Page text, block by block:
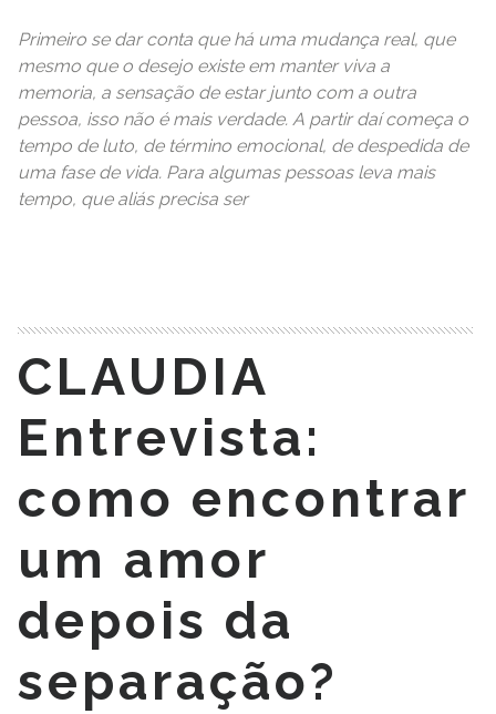
Primeiro se dar conta que há uma mudança real, que
mesmo que o desejo existe em manter viva a
memoria, a sensação de estar junto com a outra
pessoa, isso não é mais verdade. A partir daí começa o
tempo de luto, de término emocional, de despedida de
uma fase de vida. Para algumas pessoas leva mais
tempo, que aliás precisa ser
CLAUDIA
Entrevista:
como encontrar
um amor
depois da
separação?